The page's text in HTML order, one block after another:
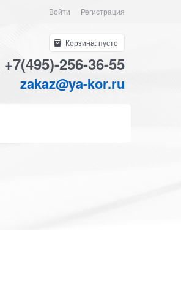
Войти Регистрация
Корзина:пусто
+7(495)-256-36-55
zakaz@ya-kor.ru